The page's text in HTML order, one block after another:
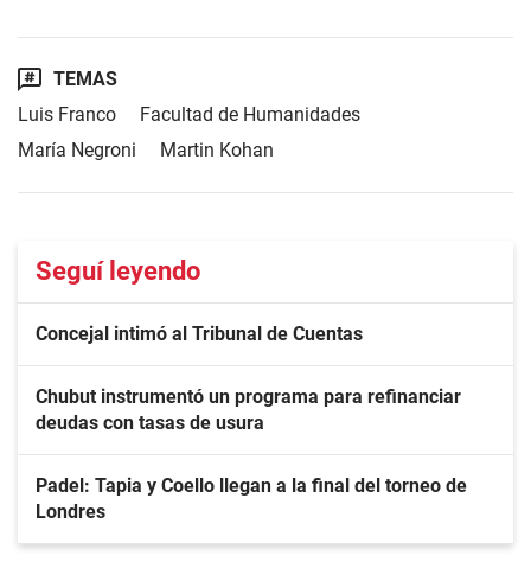
TEMAS
Luis Franco
Facultad de Humanidades
María Negroni
Martin Kohan
Seguí leyendo
Concejal intimó al Tribunal de Cuentas
Chubut instrumentó un programa para refinanciar
deudas con tasas de usura
Padel: Tapia y Coello llegan a la final del torneo de
Londres